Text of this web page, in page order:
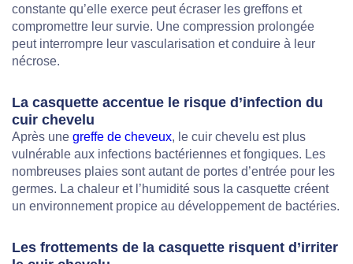
constante qu’elle exerce peut écraser les greffons et
compromettre leur survie. Une compression prolongée
peut interrompre leur vascularisation et conduire à leur
nécrose.
La casquette accentue le risque d’infection du
cuir chevelu
Après une greffe de cheveux, le cuir chevelu est plus
vulnérable aux infections bactériennes et fongiques. Les
nombreuses plaies sont autant de portes d’entrée pour les
germes. La chaleur et l’humidité sous la casquette créent
un environnement propice au développement de bactéries.
Les frottements de la casquette risquent d’irriter